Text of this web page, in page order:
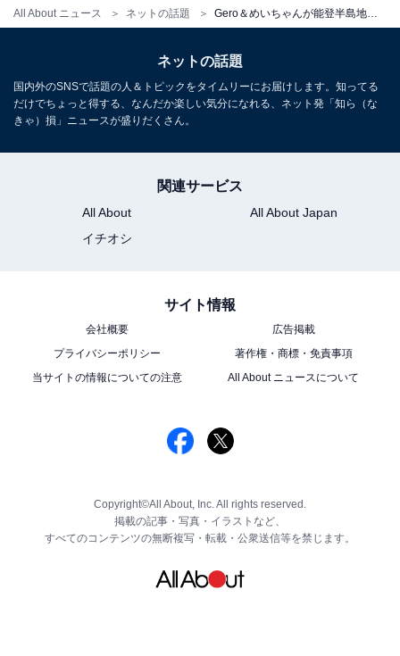
All About ニュース ネットの話題
ネットの話題
国内外のSNSで話題の人＆トピックをタイムリーにお届けします。知ってる
だけでちょっと得する、なんだか楽しい気分になれる、ネット発「知ら（な
きゃ）損」ニュースが盛りだくさん。
関連サービス
All About
All About Japan
イチオシ
サイト情報
会社概要
広告掲載
プライバシーポリシー
著作権・商標・免責事項
当サイトの情報についての注意
All About ニュースについて
Copyright©All About, Inc. All rights reserved.
掲載の記事・写真・イラストなど、
すべてのコンテンツの無断複写・転載・公衆送信等を禁じます。